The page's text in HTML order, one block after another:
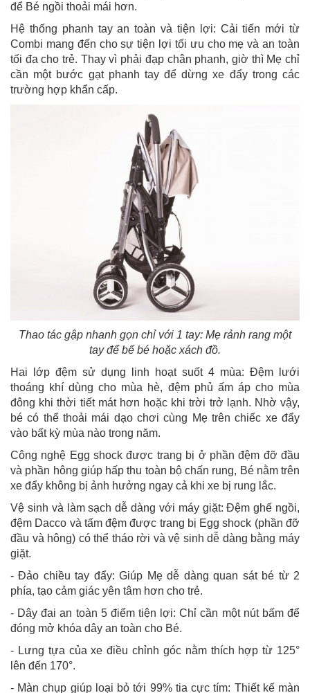
để Bé ngồi thoải mái hơn.
Hệ thống phanh tay an toàn và tiện lợi: Cải tiến mới từ
Combi mang đến cho sự tiện lợi tối ưu cho mẹ và an toàn
tối đa cho trẻ. Thay vì phải đạp chân phanh, giờ thì Mẹ chỉ
cần một bước gạt phanh tay để dừng xe đẩy trong các
trường hợp khẩn cấp.
Thao tác gập nhanh gọn chỉ với 1 tay: Mẹ rảnh rang một
tay để bế bé hoặc xách đồ.
Hai lớp đệm sử dụng linh hoạt suốt 4 mùa: Đệm lưới
thoáng khí dùng cho mùa hè, đệm phủ ấm áp cho mùa
đông khi thời tiết mát hơn hoặc khi trời trở lạnh. Nhờ vậy,
bé có thể thoải mái dạo chơi cùng Mẹ trên chiếc xe đẩy
vào bất kỳ mùa nào trong năm.
Công nghệ Egg shock được trang bị ở phần đệm đỡ đầu
và phần hông giúp hấp thu toàn bộ chấn rung, Bé nằm trên
xe đẩy không bị ảnh hưởng ngay cả khi xe bị rung lắc.
Vệ sinh và làm sạch dễ dàng với máy giặt: Đệm ghế ngồi,
đệm Dacco và tấm đệm được trang bị Egg shock (phần đỡ
đầu và hông) có thể tháo rời và vệ sinh dễ dàng bằng máy
giặt.
- Đảo chiều tay đẩy: Giúp Mẹ dễ dàng quan sát bé từ 2
phía, tạo cảm giác yên tâm hơn cho trẻ.
- Dây đai an toàn 5 điểm tiện lợi: Chỉ cần một nút bấm để
đóng mở khóa dây an toàn cho Bé.
- Lưng tựa của xe điều chỉnh góc nằm thích hợp từ 125°
lên đến 170°.
- Màn chụp giúp loại bỏ tới 99% tia cực tím: Thiết kế màn